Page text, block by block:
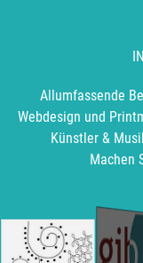
Allumfassende
Webdesign und
Künstler &
Machen